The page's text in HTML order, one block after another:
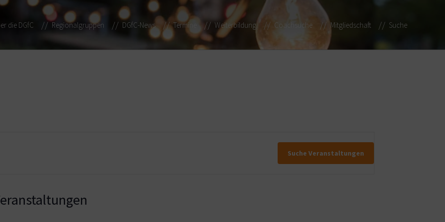
die DGfC Regionalgruppen DGfC-News Termine Weiterbildung Coachsuche Mitgliedschaft Suche
Suche Veranstaltungen